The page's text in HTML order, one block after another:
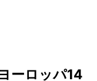
ーロッパ14